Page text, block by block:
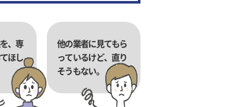
、専
ほし
他の業者に見てもら
っているけど、直り
そうもない。